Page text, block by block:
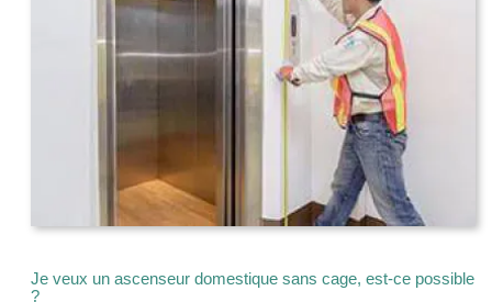
Je veux un ascenseur domestique sans cage, est-ce possible
?